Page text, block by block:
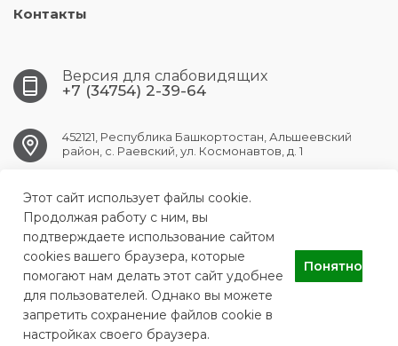
Контакты
Версия для слабовидящих
+7 (34754) 2-39-64
452121, Республика Башкортостан, Альшеевский
район, с. Раевский, ул. Космонавтов, д. 1
RAEVSK.CRB@doctorrb.ru
ГБУЗ РБ Раевская ЦРБ
Этот сайт использует файлы cookie.
Продолжая работу с ним, вы
подтверждаете использование сайтом
cookies вашего браузера, которые
помогают нам делать этот сайт удобнее
для пользователей. Однако вы можете
запретить сохранение файлов cookie в
настройках своего браузера.
Понятно